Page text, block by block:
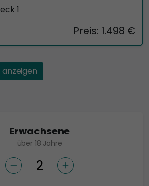
1
Preis: 1.498 €
Erwachsene
über 18 Jahre